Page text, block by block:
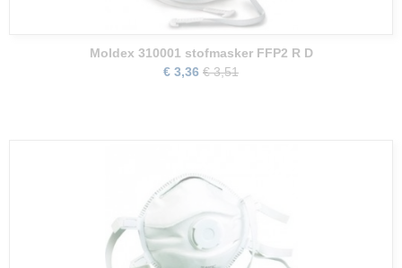
Moldex 310001 stofmasker FFP2 R D
€ 3,36 € 3,51